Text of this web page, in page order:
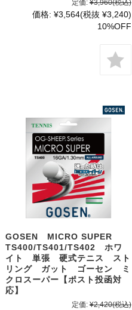
定価: ¥3,960(税込)
価格: ¥3,564(税抜 ¥3,240)
10%OFF
GOSEN MICRO SUPER
TS400/TS401/TS402 ホワ
イト 単張 硬式テニス スト
リング ガット ゴーセン ミ
クロスーパー【ポスト投函対
応】
定価: ¥2,420(税込)